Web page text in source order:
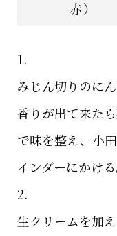
赤）
1.
みじん切りのに
香りが出て来た
で味を整え、小
インダーにかける
2.
生クリームを加